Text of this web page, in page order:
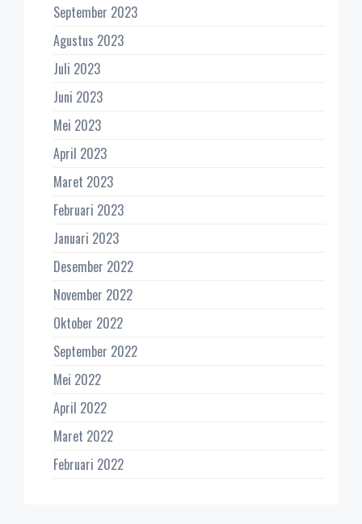
September 2023
Agustus 2023
Juli 2023
Juni 2023
Mei 2023
April 2023
Maret 2023
Februari 2023
Januari 2023
Desember 2022
November 2022
Oktober 2022
September 2022
Mei 2022
April 2022
Maret 2022
Februari 2022